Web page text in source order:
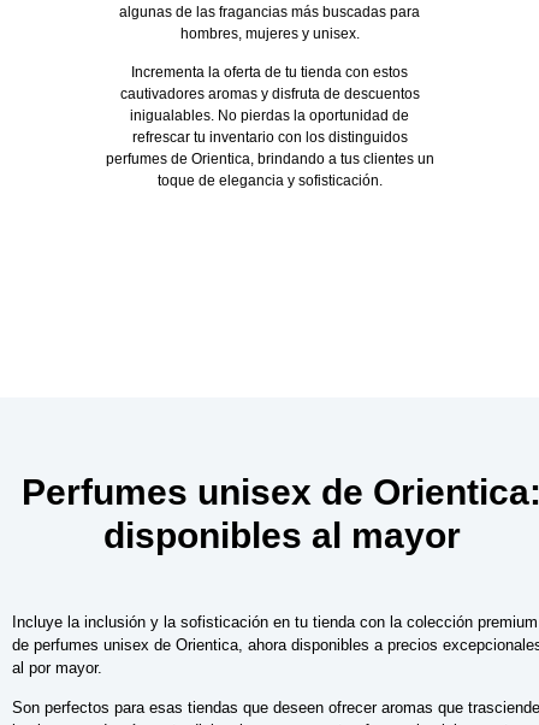
algunas de las fragancias más buscadas para
hombres, mujeres y unisex.
Incrementa la oferta de tu tienda con estos
cautivadores aromas y disfruta de descuentos
inigualables. No pierdas la oportunidad de
refrescar tu inventario con los distinguidos
perfumes de Orientica, brindando a tus clientes un
toque de elegancia y sofisticación.
Perfumes unisex de
disponibles al mayor
Incluye la inclusión y la sofisticación en tu tienda con la colección premium
de perfumes unisex de Orientica, ahora disponibles a precios
al por mayor.
Son perfectos para esas tiendas que deseen ofrecer aromas que